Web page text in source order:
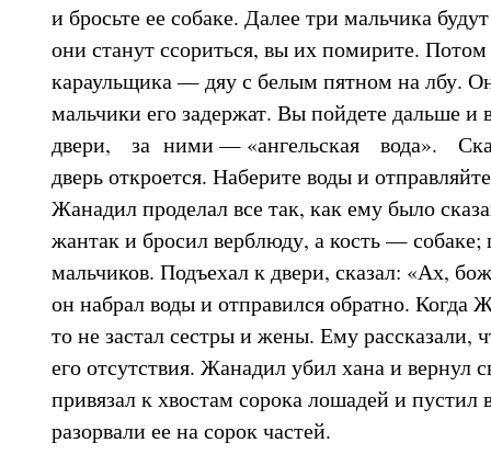
и бросьте ее собаке. Далее три мальчика
они станут ссориться, вы их помирите. Потом
караульщика — дяу с белым пятном на лбу.
мальчики его задержат. Вы пойдете дальше
двери, за ними — «ангельская вода».
дверь откроется. Наберите воды и
Жанадил проделал все так, как ему было
жантак и бросил верблюду, а кость —
мальчиков. Подъехал к двери, сказал: «Ах,
он набрал воды и отправился обратно. Когда
то не застал сестры и жены. Ему рассказали,
его отсутствия. Жанадил убил хана и вернул
привязал к хвостам сорока лошадей и
разорвали ее на сорок частей.